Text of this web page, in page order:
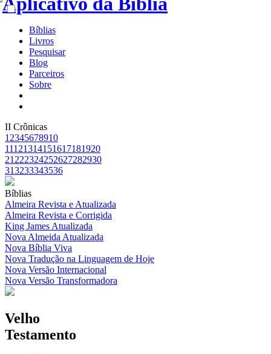
Bíblias
Livros
Pesquisar
Blog
Parceiros
Sobre
II Crônicas
1 2345678910
11121314151617181920
21 222324252627282930
313233343536
Bíblias
Almeira Revista e Atualizada
Almeira Revista e Corrigida
King James Atualizada
Nova Almeida Atualizada
Nova Bíblia Viva
Nova Tradução na Linguagem de Hoje
Nova Versão Internacional
Nova Versão Transformadora
Velho
Testamento